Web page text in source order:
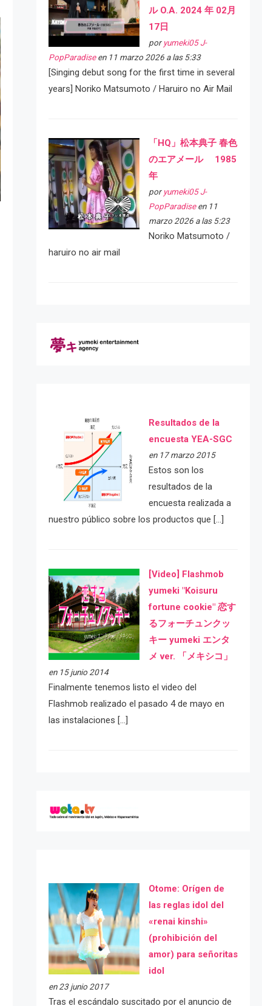
ル O.A. 2024 年 02月
17日
por yumeki05 J-
PopParadiseen 11 marzo 2026 a las 5:33
[Singing debut song for the first time in several
years] Noriko Matsumoto / Haruiro no Air Mail
「HQ」松本典子 春色
のエアメール 1985
年
por yumeki05 J-
PopParadiseen 11
marzo 2026 a las 5:23
Noriko Matsumoto /
haruiro no air mail
Resultados de la
encuesta YEA-SGC
en 17 marzo 2015
Estos son los
resultados de la
encuesta realizada a
nuestro público sobre los productos que […]
[Video] Flashmob
yumeki "Koisuru
fortune cookie" 恋す
るフォーチュンクッ
キー yumeki エンタ
メ ver. 「メキシコ」
en 15 junio 2014
Finalmente tenemos listo el video del
Flashmob realizado el pasado 4 de mayo en
las instalaciones […]
Otome: Orígen de
las reglas idol del
«renai kinshi»
(prohibición del
amor) para señoritas
idol
en 23 junio 2017
Tras el escándalo suscitado por el anuncio de